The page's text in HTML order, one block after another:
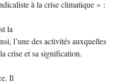
à la crise climatique » :
la
l’une des activités auxquelles
crise et sa signification.
Il